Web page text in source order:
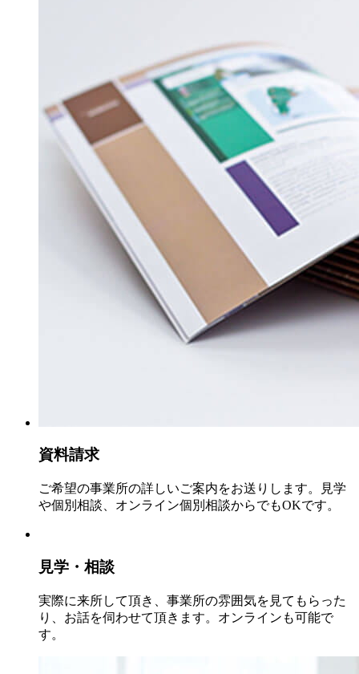
資料請求
ご希望の事業所の詳しいご案内をお送りします。見学
や個別相談、オンライン個別相談からでもOKです。
見学・相談
実際に来所して頂き、事業所の雰囲気を見てもらった
り、お話を伺わせて頂きます。オンラインも可能で
す。